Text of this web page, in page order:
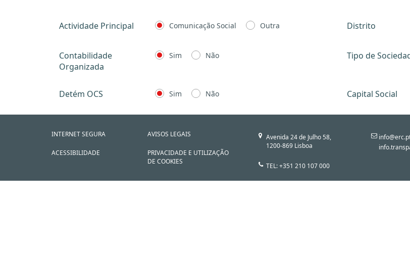
Actividade Principal Comunicação Social Outra Distrito
Contabilidade
Organizada
Sim Não Tipo de
Detém OCS Sim Não Capital Social
INTERNET SEGURA
ACESSIBILIDADE
AVISOS LEGAIS
PRIVACIDADE E UTILIZAÇÃO
DE COOKIES
Avenida 24 de Julho 58,
1200-869 Lisboa
TEL: +351 210 107 000